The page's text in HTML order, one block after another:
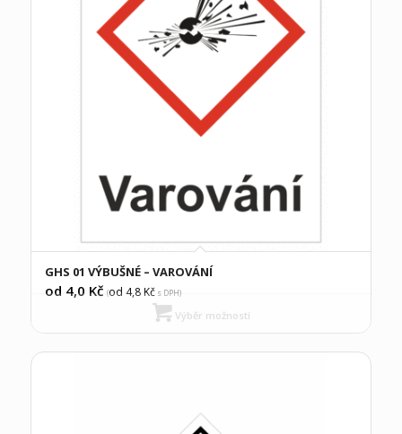
GHS 01 VÝBUŠNÉ – VAROVÁNÍ
od 4,0 Kč (od 4,8Kčs DPH)
Výběr možností